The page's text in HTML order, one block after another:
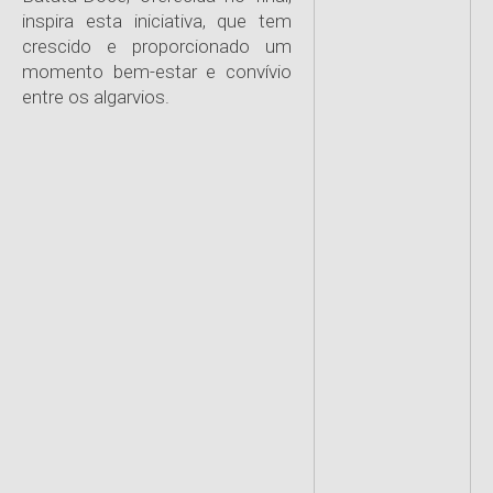
inspira esta iniciativa, que tem
crescido e proporcionado um
momento bem-estar e convívio
entre os algarvios.